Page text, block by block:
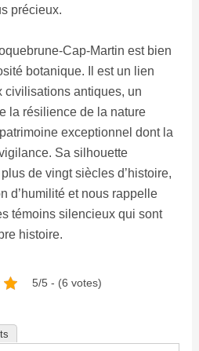
précieux.
Cap-Martin est bien
botanique. Il est un lien
civilisations antiques, un
la résilience de la nature
exceptionnel dont la
Sa silhouette
de vingt siècles d’histoire,
d’humilité et nous rappelle
témoins silencieux qui sont
histoire.
5/5 - (6 votes)